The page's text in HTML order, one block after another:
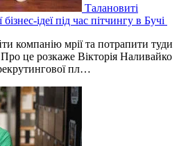
Талановиті
ідеї під час пітчингу в Бучі
компанію мрії та потрапити туди
це розкаже Вікторія Наливайко
пл…